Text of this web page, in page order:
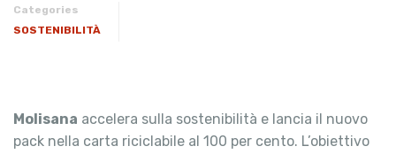
Categories
SOSTENIBILITÀ
Molisana accelera sulla sostenibilità e lancia il nuovo
pack nella carta riciclabile al 100 per cento. L’obiettivo